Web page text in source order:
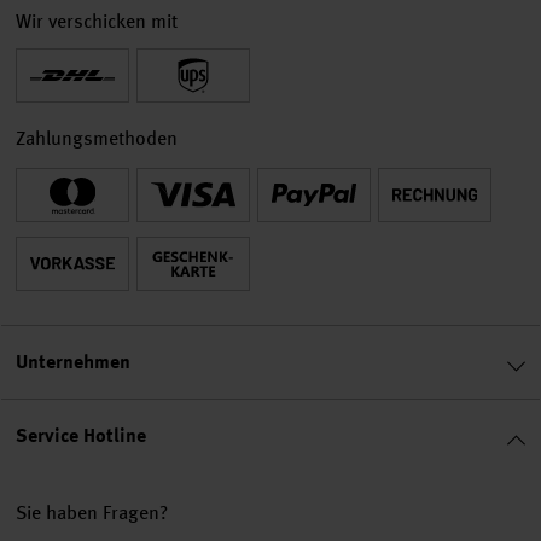
Service Hotline
Sie haben Fragen?
Wir verschicken mit
Zahlungsmethoden
Unternehmen